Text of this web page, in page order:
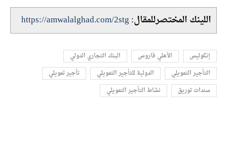
اللينك المختصرللمقال:https://amwalalghad.com/2stg
إنكوليس الأهلي فاروس
البنك التجاري الدولي
التأجير التمويلي
الدولية للتأجير التمويلي
تأجير تمويلي
سندات توريق
نشاط التأجير التمويلي